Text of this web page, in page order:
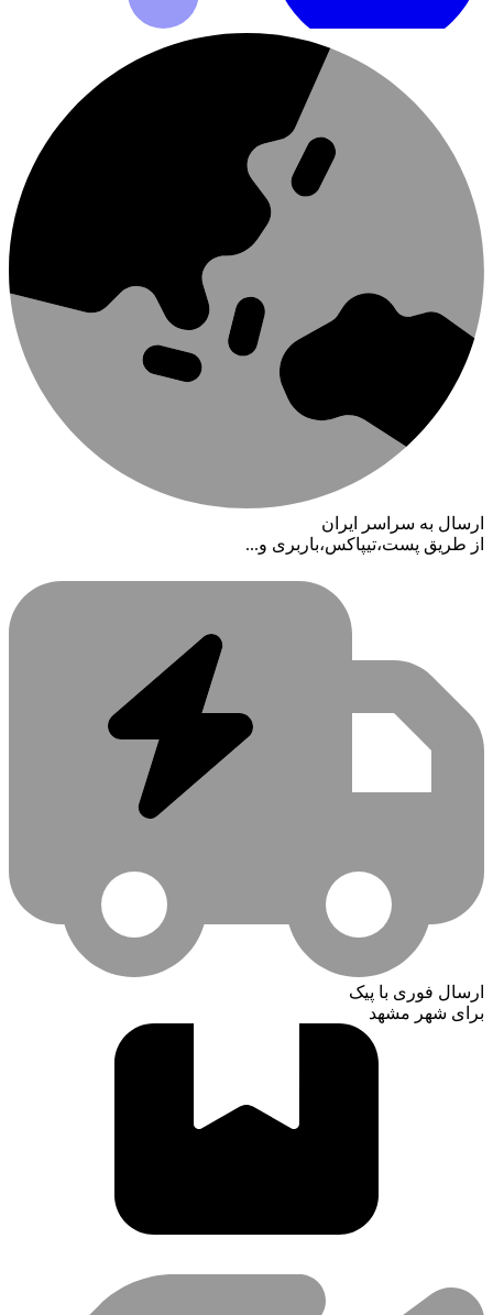
ارسال به سراسر ایران
از طریق پست،تیپاکس،باربری و...
ارسال فوری با پیک
برای شهر مشهد